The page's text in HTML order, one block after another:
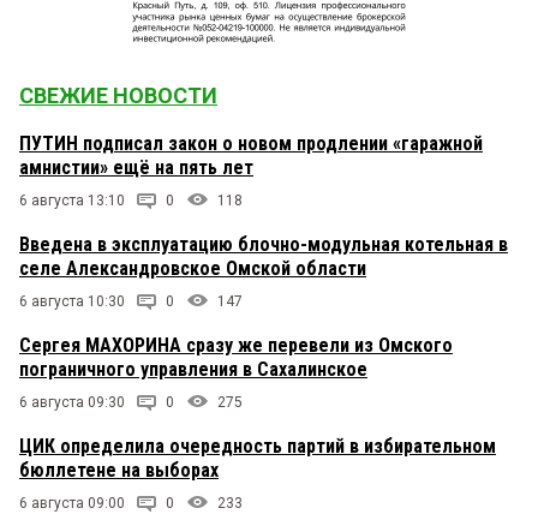
СВЕЖИЕ НОВОСТИ
ПУТИН подписал закон о новом продлении «гаражной
амнистии» ещё на пять лет
6 августа 13:10 0 118
Введена в эксплуатацию блочно-модульная котельная в
селе Александровское Омской области
6 августа 10:30 0 147
Сергея МАХОРИНА сразу же перевели из Омского
пограничного управления в Сахалинское
6 августа 09:30 0 275
ЦИК определила очередность партий в избирательном
бюллетене на выборах
6 августа 09:00 0 233